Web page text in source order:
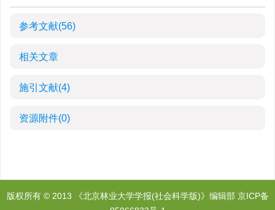
参考文献(56)
相关文章
施引文献(4)
资源附件(0)
版权所有 © 2013 《北京林业大学学报(社会科学版)》编辑部 京ICP备